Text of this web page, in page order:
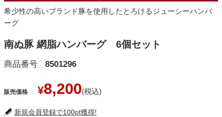
希少性の高いブランド豚を使用したとろけるジューシーハンバ
ーグ
南ぬ豚 網脂ハンバーグ 6個セット
商品番号 8501296
販売価格 ¥8,200
新規会員登録で100pt獲得!